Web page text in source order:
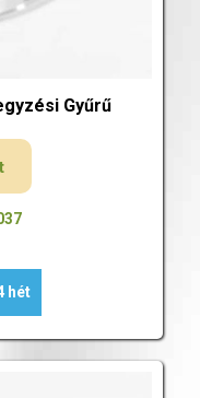
Gyűrű
hét